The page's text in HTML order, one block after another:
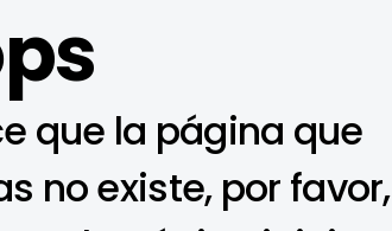
que la página que
no existe, por favor,